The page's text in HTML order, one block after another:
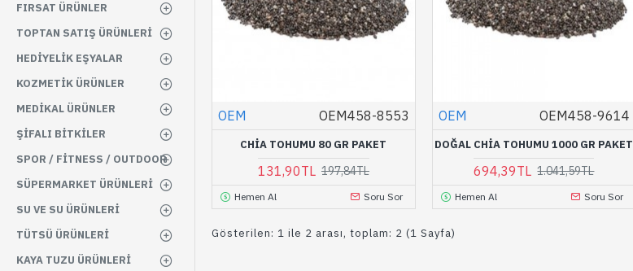
FIRSAT ÜRÜNLER
TOPTAN SATIŞ ÜRÜNLERI
HEDIYELIK EŞYALAR
KOZMETIK ÜRÜNLER
MEDIKAL ÜRÜNLER
ŞIFALI BITKILER
SPOR / FITNESS / OUTDOOR
SÜPERMARKET ÜRÜNLERI
SU VE SU ÜRÜNLERI
TÜTSÜ ÜRÜNLERI
KAYA TUZU ÜRÜNLERI
OEM OEM458-8553
CHIA TOHUMU 80 GR PAKET
131,90TL 197,84TL
Hemen Al Soru Sor
OEM OEM458-9614
DOĞAL CHIA TOHUMU 1000 GR PAKET
694,39TL 1.041,59TL
Hemen Al Soru Sor
Gösterilen: 1 ile 2 arası, toplam: 2 (1 Sayfa)